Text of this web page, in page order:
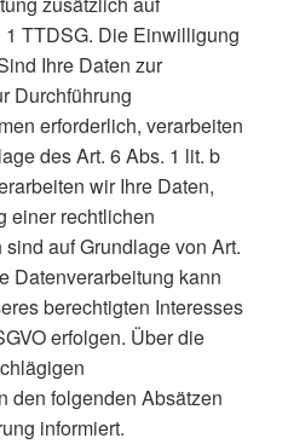
TTDSG. Die Einwilligung
Ihre Daten zur
Durchführung
erforderlich, verarbeiten
des Art. 6 Abs. 1 lit. b
wir Ihre Daten,
einer rechtlichen
auf Grundlage von Art.
Datenverarbeitung kann
berechtigten Interesses
erfolgen. Über die
den folgenden Absätzen
informiert.